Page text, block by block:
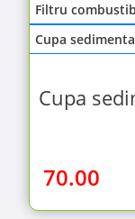
Filtru
Cupa
Cupa
70.00